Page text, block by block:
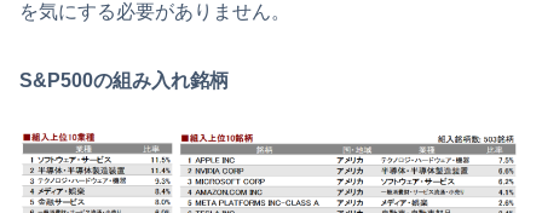
を気にする必要がありません。
S&P500の組み入れ銘柄